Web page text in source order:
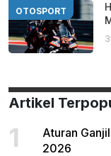
OTOSPORT
Artikel
1
Aturan
2026